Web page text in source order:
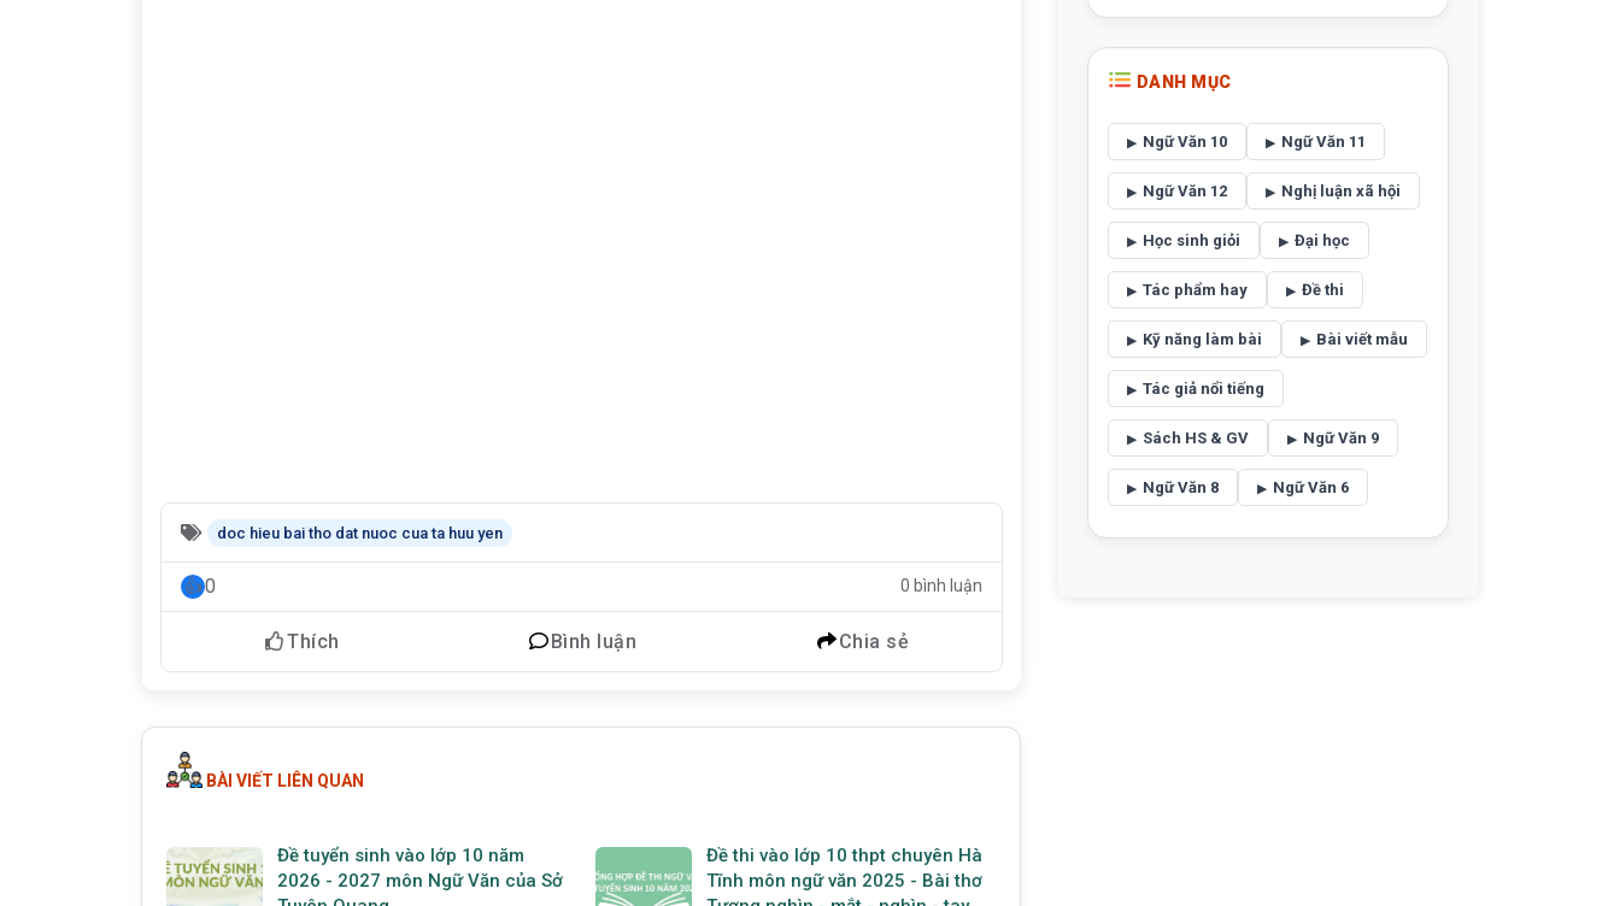
doc hieu bai tho dat nuoc cua ta huu yen
0 0 bình luận
Thích Bình luận Chia sẻ
BÀI VIẾT LIÊN QUAN
Đề tuyển sinh vào lớp 10 năm
2026 - 2027 môn Ngữ Văn của Sở
Đề thi vào lớp 10 thpt chuyên Hà
Tĩnh môn ngữ văn 2025 - Bài thơ
DANH MỤC
Ngữ Văn 10 Ngữ Văn 11
Ngữ Văn 12 Nghị luận xã hội
Học sinh giỏi Đại học
Tác phẩm hay Đề thi
Kỹ năng làm bài Bài viết mẫu
Tác giả nổi tiếng
Sách HS & GV Ngữ Văn 9
Ngữ Văn 8 Ngữ Văn 6